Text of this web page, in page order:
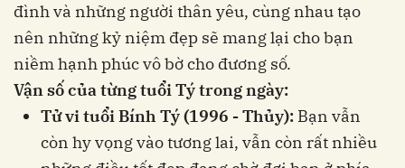
đình và những người thân yêu, cùng nhau tạo
nên những kỷ niệm đẹp sẽ mang lại cho bạn
niềm hạnh phúc vô bờ cho đương số.
Vận số của từng tuổi Tý trong ngày:
Tử vi tuổi Bính Tý (1996 - Thủy): Bạn vẫn
còn hy vọng vào tương lai, vẫn còn rất nhiều